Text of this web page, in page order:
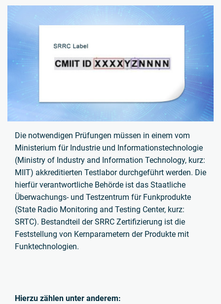
Die notwendigen Prüfungen müssen in einem vom
Ministerium für Industrie und Informationstechnologie
(Ministry of Industry and Information Technology, kurz:
MIIT) akkreditierten Testlabor durchgeführt werden. Die
hierfür verantwortliche Behörde ist das Staatliche
Überwachungs- und Testzentrum für Funkprodukte
(State Radio Monitoring and Testing Center, kurz:
SRTC). Bestandteil der SRRC Zertifizierung ist die
Feststellung von Kernparametern der Produkte mit
Funktechnologien.
Hierzu zählen unter anderem: